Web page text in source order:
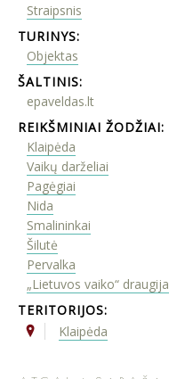
Straipsnis
TURINYS:
Objektas
ŠALTINIS:
epaveldas.lt
REIKŠMINIAI ŽODŽIAI:
Klaipėda
Vaikų darželiai
Pagėgiai
Nida
Smalininkai
Šilutė
Pervalka
„Lietuvos vaiko“ draugija
TERITORIJOS:
Klaipėda